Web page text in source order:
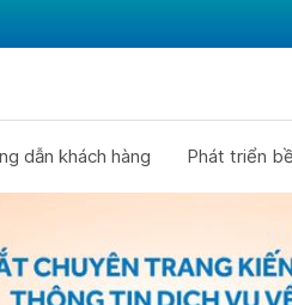
dẫn khách hàng Phát triển